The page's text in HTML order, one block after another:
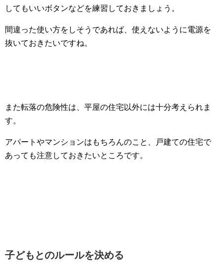
してもいいボタンなどを練習しておきましょう。
間違った使い方をしそうであれば、使えないように電源を
抜いておきたいですね。
また転落の危険性は、平屋の住宅以外には十分考えられま
す。
アパートやマンションはもちろんのこと、戸建ての住宅で
あっても注意しておきたいところです。
子どもとのルールを決める